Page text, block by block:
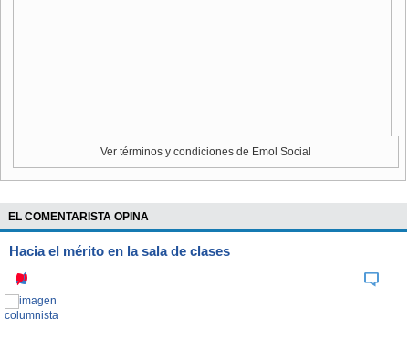
Ver términos y condiciones de Emol Social
EL COMENTARISTA OPINA
Hacia el mérito en la sala de clases